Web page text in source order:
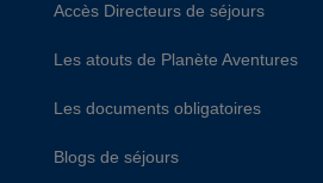
Accès Directeurs de séjours
Les atouts de Planète Aventures
Les documents obligatoires
Blogs de séjours